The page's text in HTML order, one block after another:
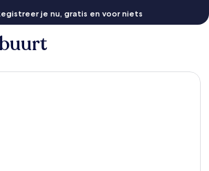
je nu, gratis en voor niets